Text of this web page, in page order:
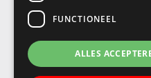
FUNCTIONEEL
ALLES